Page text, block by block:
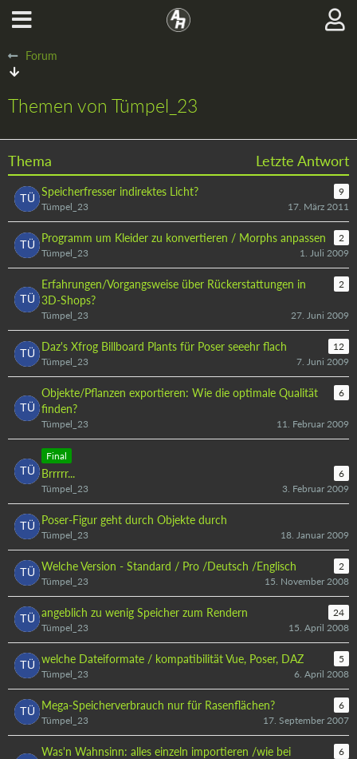
Forum
Themen von Tümpel_23
Thema Letzte Antwort
Speicherfresser indirektes Licht?
9
Tümpel_23
17. März 2011
Programm um Kleider zu konvertieren / Morphs anpassen
2
Tümpel_23
1. Juli 2009
Erfahrungen/Vorgangsweise über Rückerstattungen in
3D-Shops?
2
Tümpel_23 27. Juni 2009
Daz's Xfrog Billboard Plants für Poser seeehr flach
12
Tümpel_23
7. Juni 2009
Objekte/Pflanzen exportieren: Wie die optimale Qualität
finden?
6
Tümpel_23 11. Februar 2009
Final
Brrrrr...
6
Tümpel_23
3. Februar 2009
Poser-Figur geht durch Objekte durch
Tümpel_23 18. Januar 2009
Welche Version - Standard / Pro /Deutsch /Englisch
2
Tümpel_23
15. November 2008
angeblich zu wenig Speicher zum Rendern
24
Tümpel_23
15. April 2008
welche Dateiformate / kompatibilität Vue, Poser, DAZ
5
Tümpel_23
6. April 2008
Mega-Speicherverbrauch nur für Rasenflächen?
6
Tümpel_23
17. September 2007
Was'n Wahnsinn: alles einzeln importieren /wie bei
6